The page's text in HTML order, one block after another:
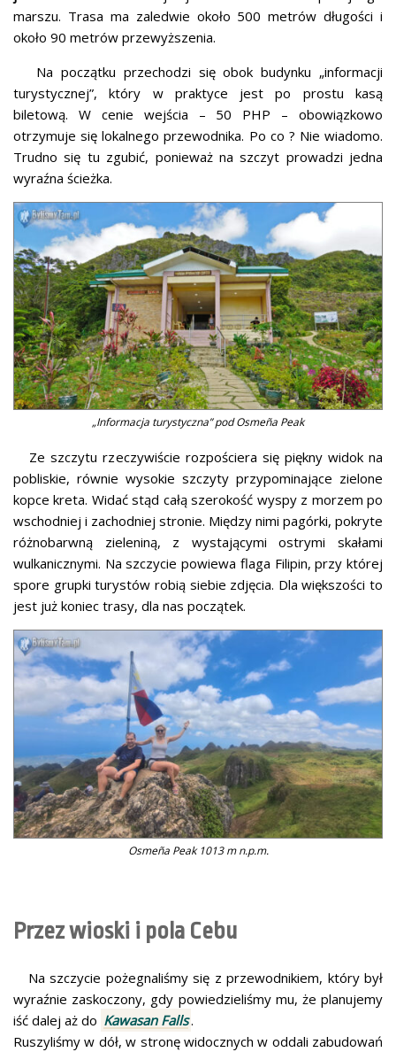
marszu. Trasa ma zaledwie około 500 metrów długości i
około 90 metrów przewyższenia.
Na początku przechodzi się obok budynku „informacji
turystycznej”, który w praktyce jest po prostu kasą
biletową. W cenie wejścia – 50 PHP – obowiązkowo
otrzymuje się lokalnego przewodnika. Po co ? Nie wiadomo.
Trudno się tu zgubić, ponieważ na szczyt prowadzi jedna
wyraźna ścieżka.
„Informacja turystyczna” pod Osmeña Peak
Ze szczytu rzeczywiście rozpościera się piękny widok na
pobliskie, równie wysokie szczyty przypominające zielone
kopce kreta. Widać stąd całą szerokość wyspy z morzem po
wschodniej i zachodniej stronie. Między nimi pagórki, pokryte
różnobarwną zieleniną, z wystającymi ostrymi skałami
wulkanicznymi. Na szczycie powiewa flaga Filipin, przy której
spore grupki turystów robią siebie zdjęcia. Dla większości to
jest już koniec trasy, dla nas początek.
Osmeña Peak 1013 m n.p.m.
Przez wioski i pola Cebu
Na szczycie pożegnaliśmy się z przewodnikiem, który był
wyraźnie zaskoczony, gdy powiedzieliśmy mu, że planujemy
iść dalej aż do Kawasan Falls.
Ruszyliśmy w dół, w stronę widocznych w oddali zabudowań